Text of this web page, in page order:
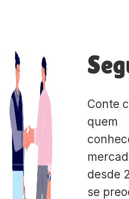
Conte
quem
desde
se